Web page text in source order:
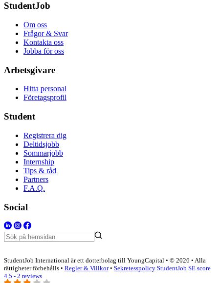
StudentJob
Om oss
Frågor & Svar
Kontakta oss
Jobba för oss
Arbetsgivare
Hitta personal
Företagsprofil
Student
Registrera dig
Deltidsjobb
Sommarjobb
Internship
Tips & råd
Partners
F.A.Q.
Social
StudentJob International är ett dotterbolag till YoungCapital • © 2026 • Alla
rättigheter förbehålls • Regler & Villkor• Sekretesspolicy StudentJob SE score
4.5 - 2 reviews